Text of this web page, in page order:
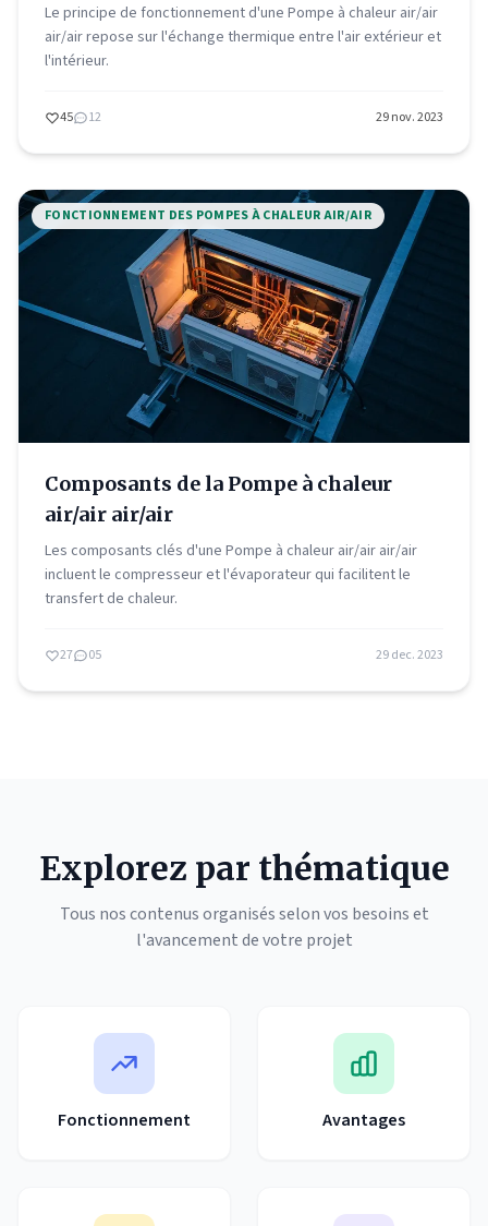
Le principe de fonctionnement d'une Pompe à chaleur air/air
air/air repose sur l'échange thermique entre l'air extérieur et
l'intérieur.
45 12 29 nov. 2023
FONCTIONNEMENT DES POMPES À CHALEUR AIR/AIR
Composants de la Pompe à chaleur
air/air air/air
Les composants clés d'une Pompe à chaleur air/air air/air
incluent le compresseur et l'évaporateur qui facilitent le
transfert de chaleur.
27 05 29 dec. 2023
Explorez par thématique
Tous nos contenus organisés selon vos besoins et
l'avancement de votre projet
Fonctionnement Avantages